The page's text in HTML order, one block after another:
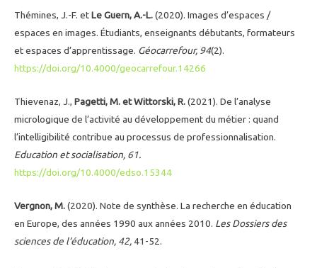
Thémines, J.-F. etLe Guern, A.-L.(2020). Images d’espaces /
espaces en images. Étudiants, enseignants débutants, formateurs
et espaces d’apprentissage. Géocarrefour, 94(2).
https://doi.org/10.4000/geocarrefour.14266
Thievenaz, J., Pagetti, M. et Wittorski, R.(2021). De l’analyse
micrologique de l’activité au développement du métier : quand
l’intelligibilité contribue au processus de professionnalisation.
Education et socialisation, 61.
https://doi.org/10.4000/edso.15344
Vergnon, M.(2020). Note de synthèse. La recherche en éducation
en Europe, des années 1990 aux années 2010. Les Dossiers des
sciences de l‘éducation, 42, 41-52.